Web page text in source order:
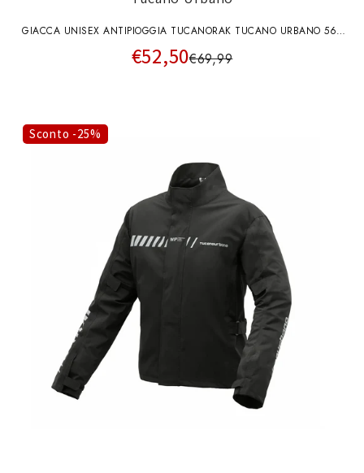
GIACCA UNISEX ANTIPIOGGIA TUCANORAK TUCANO URBANO 565
NERA
€52,50€69,99
Sconto -25%